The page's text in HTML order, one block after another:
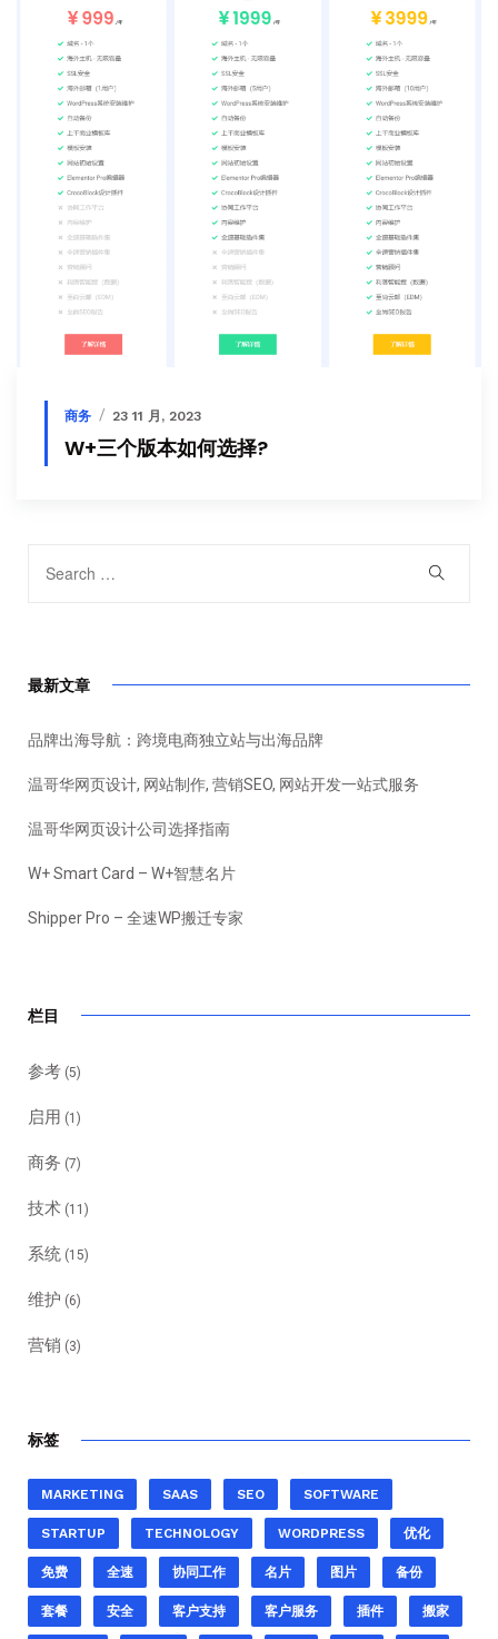
商务 23 11 月, 2023
W+三个版本如何选择?
最新文章
品牌出海导航：跨境电商独立站与出海品牌
温哥华网页设计, 网站制作, 营销SEO, 网站开发一站式服务
温哥华网页设计公司选择指南
W+ Smart Card – W+智慧名片
Shipper Pro – 全速WP搬迁专家
栏目
参考 (5)
启用 (1)
商务 (7)
技术 (11)
系统 (15)
维护 (6)
营销 (3)
标签
MARKETING SAAS SEO SOFTWARE
STARTUP TECHNOLOGY WORDPRESS 优化
免费 全速 协同工作 名片 图片 备份
套餐 安全 客户支持 客户服务 插件 搬家